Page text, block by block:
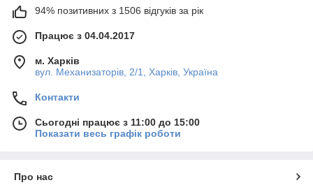
94% позитивних з 1506 відгуків за рік
Працює з 04.04.2017
м. Харків
вул. Механизаторів, 2/1, Харків, Україна
Контакти
Сьогодні працює з 11:00 до 15:00
Показати весь графік роботи
Про нас